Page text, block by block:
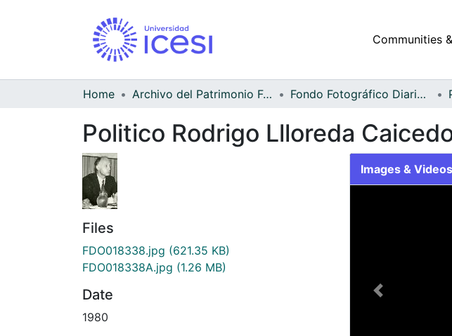
Communities
Home Archivo del Patrimonio Fotográfico y Fílmico del Valle del Cauca Fondo Fotográfico Diario Occidente
Politico Rodrigo Llloreda
Files
FDO018338.jpg (621.35 KB)
FDO018338A.jpg (1.26 MB)
Date
1980
Images & Videos
Previous